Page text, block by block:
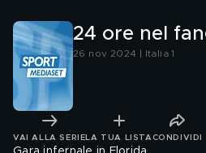
24 ore nel
26 nov 2024 | Italia 1
VAI ALLA SERIE LA TUA LISTA CONDIVIDI